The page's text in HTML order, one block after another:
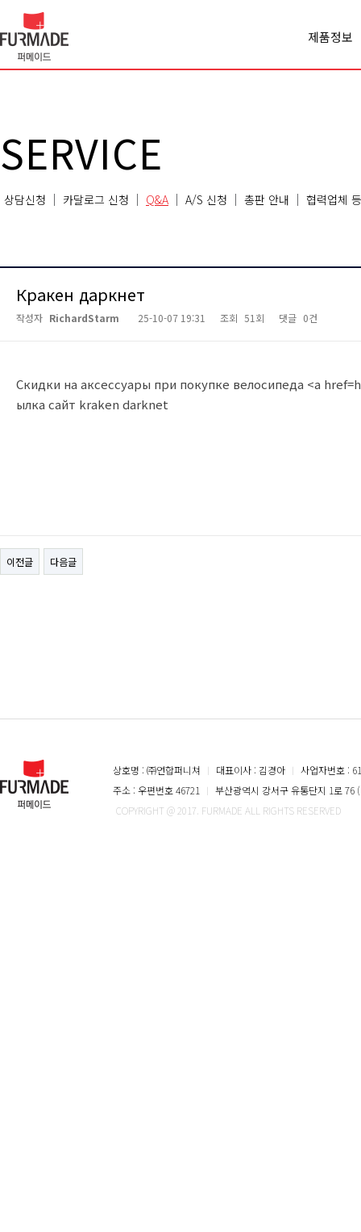
제품정보
Office
SERVICE
상담신청 카달로그 신청 Q&A A/S 신청 총판 안내 협력업체
Кракен даркнет
작성자 RichardStarm 25-10-07 19:31 조회 51회 댓글 0건
Скидки на аксессуары при покупке велосипеда <a
ылка сайт kraken darknet
이전글 다음글
상호명 : ㈜연합퍼니쳐 ㅣ 대표이사 : 김경아 ㅣ 사업자번호 :
주소 : 우편번호 46721
ㅣ 부산광역시 강서구 유통단지 1로 76
COPYRIGHT @ 2017. FURMADE ALL RIGHTS RESERVED